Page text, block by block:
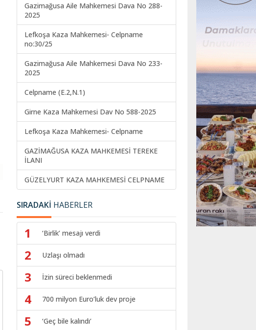
Gazimağusa Aile Mahkemesi Dava No 288-
2025
Lefkoşa Kaza Mahkemesi- Celpname
no:30/25
Gazimağusa Aile Mahkemesi Dava No 233-
2025
Celpname (E.2,N.1)
Girne Kaza Mahkemesi Dav No 588-2025
Lefkoşa Kaza Mahkemesi- Celpname
GAZİMAĞUSA KAZA MAHKEMESİ TEREKE
İLANI
GÜZELYURT KAZA MAHKEMESİ CELPNAME
SIRADAKİ HABERLER
1 ‘Birlik’ mesajı verdi
2 Uzlaşı olmadı
3 İzin süreci beklenmedi
4 700 milyon Euro’luk dev proje
5 ‘Geç bile kalındı’